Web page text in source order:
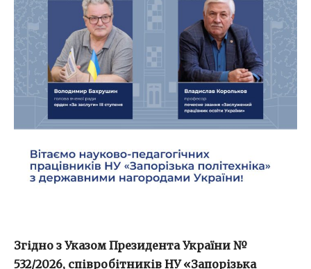
Згідно з Указом Президента України №
532/2026, співробітників НУ «Запорізька